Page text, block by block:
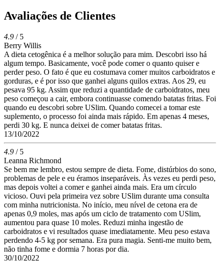
Avaliações de Clientes
4.9 / 5
Berry Willis
A dieta cetogênica é a melhor solução para mim. Descobri isso há
algum tempo. Basicamente, você pode comer o quanto quiser e
perder peso. O fato é que eu costumava comer muitos carboidratos e
gorduras, e é por isso que ganhei alguns quilos extras. Aos 29, eu
pesava 95 kg. Assim que reduzi a quantidade de carboidratos, meu
peso começou a cair, embora continuasse comendo batatas fritas. Foi
quando eu descobri sobre USlim. Quando comecei a tomar este
suplemento, o processo foi ainda mais rápido. Em apenas 4 meses,
perdi 30 kg. E nunca deixei de comer batatas fritas.
13/10/2022
4.9 / 5
Leanna Richmond
Se bem me lembro, estou sempre de dieta. Fome, distúrbios do sono,
problemas de pele e eu éramos inseparáveis. Às vezes eu perdi peso,
mas depois voltei a comer e ganhei ainda mais. Era um círculo
vicioso. Ouvi pela primeira vez sobre USlim durante uma consulta
com minha nutricionista. No início, meu nível de cetona era de
apenas 0,9 moles, mas após um ciclo de tratamento com USlim,
aumentou para quase 10 moles. Reduzi minha ingestão de
carboidratos e vi resultados quase imediatamente. Meu peso estava
perdendo 4-5 kg por semana. Era pura magia. Senti-me muito bem,
não tinha fome e dormia 7 horas por dia.
30/10/2022